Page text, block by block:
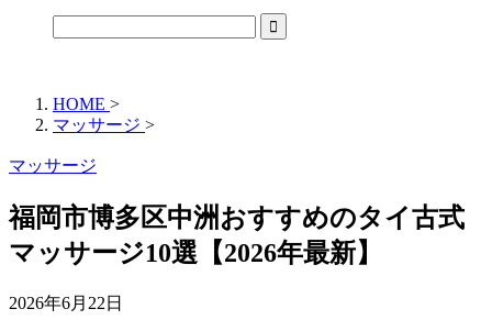
HOME >
マッサージ >
マッサージ
福岡市博多区中洲おすすめのタイ古式
マッサージ10選【2026年最新】
2026年6月22日